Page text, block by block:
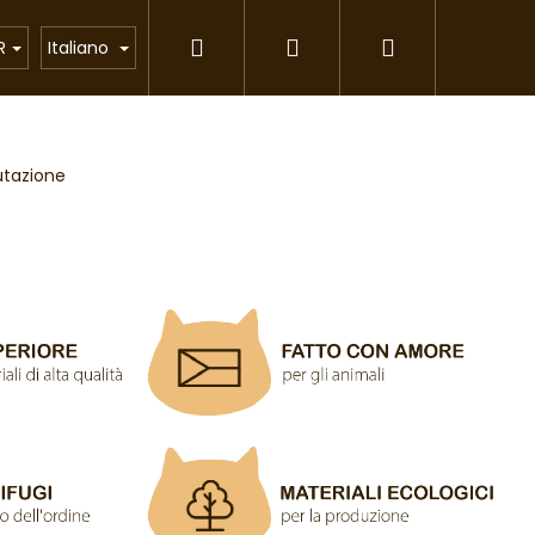
Lettiera per gatti Articoli regalo
Italiano Ricerca Accesso